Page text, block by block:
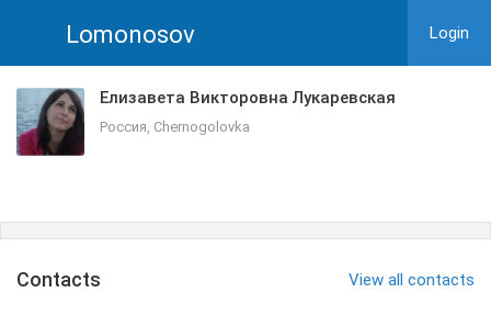
Lomonosov Login
Елизавета Викторовна Лукаревская
Россия, Chernogolovka
Сontacts View all contacts